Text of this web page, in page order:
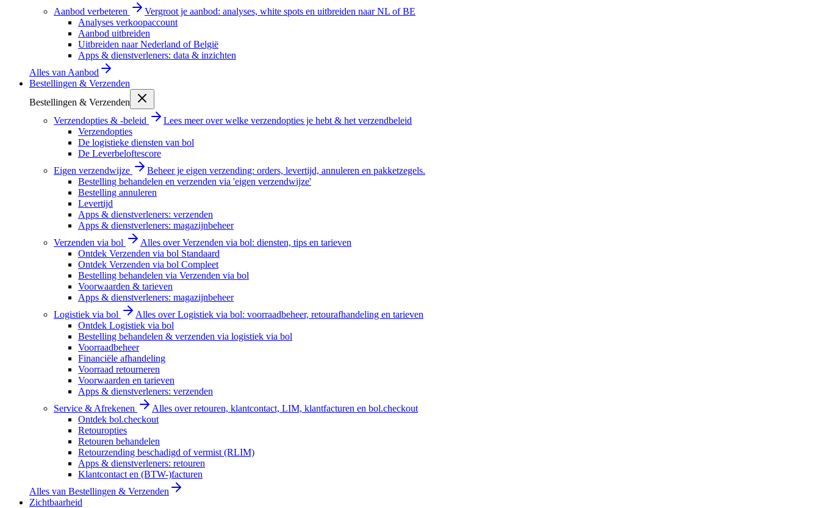
Aanbod verbeteren
Vergroot je aanbod: analyses, white spots en uitbreiden naar NL of BE
Analyses verkoopaccount
Aanbod uitbreiden
Uitbreiden naar Nederland of België
Apps & dienstverleners: data & inzichten
Alles van Aanbod
Bestellingen & Verzenden
Bestellingen & Verzenden
Verzendopties & -beleid
Lees meer over welke verzendopties je hebt & het verzendbeleid
Verzendopties
De logistieke diensten van bol
De Leverbeloftescore
Eigen verzendwijze
Beheer je eigen verzending: orders, levertijd, annuleren en pakketzegels.
Bestelling behandelen en verzenden via 'eigen verzendwijze'
Bestelling annuleren
Levertijd
Apps & dienstverleners: verzenden
Apps & dienstverleners: magazijnbeheer
Verzenden via bol
Alles over Verzenden via bol: diensten, tips en tarieven
Ontdek Verzenden via bol Standaard
Ontdek Verzenden via bol Compleet
Bestelling behandelen via Verzenden via bol
Voorwaarden & tarieven
Apps & dienstverleners: magazijnbeheer
Logistiek via bol
Alles over Logistiek via bol: voorraadbeheer, retourafhandeling en tarieven
Ontdek Logistiek via bol
Bestelling behandelen & verzenden via logistiek via bol
Voorraadbeheer
Financiële afhandeling
Voorraad retourneren
Voorwaarden en tarieven
Apps & dienstverleners: verzenden
Service & Afrekenen
Alles over retouren, klantcontact, LIM, klantfacturen en bol.checkout
Ontdek bol.checkout
Retouropties
Retouren behandelen
Retourzending beschadigd of vermist (RLIM)
Apps & dienstverleners: retouren
Klantcontact en (BTW-)facturen
Alles van Bestellingen & Verzenden
Zichtbaarheid